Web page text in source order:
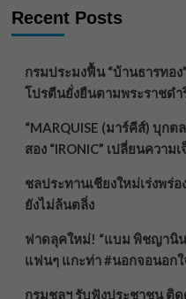
Recent Posts
กรมประมงฟื้น “บ้านธารทอ
โปรตีนยั่งยืนตามพระราชดำ
“MARQUISE (มาร์คีส์) บุกต
สอง “IRONIC” เปลี่ยนความ
ชลประทานเชียงใหม่เร่งพร่
ยังไม่ล้นตลิ่ง
ฟาดลุคใหม่! “แบม พิชญานิ
แฟนๆ แกะท่า #นอกจอนอกใ
กรมชลฯ รับฟังประชาชน ติ